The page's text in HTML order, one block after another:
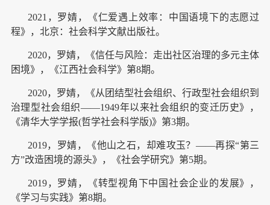
2021，罗婧，《仁爱遇上效率：中国语境下的志愿过
程》，北京：社会科学文献出版社。
2020，罗婧，《信任与风险：走出社区治理的多元主体
困境》，《江西社会科学》第8期。
2020，罗婧，《从团结型社会组织、行政型社会组织到
治理型社会组织——1949年以来社会组织的变迁历史》，
《清华大学学报(哲学社会科学版)》第3期。
2019，罗婧，《他山之石，却难攻玉？——再探“第三
方”改造困境的源头》，《社会学研究》第5期。
2019，罗婧，《转型视角下中国社会企业的发展》，
《学习与实践》第8期。